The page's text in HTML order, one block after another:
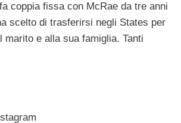
coppia fissa con McRae da tre anni
scelto di trasferirsi negli States per
marito e alla sua famiglia. Tanti